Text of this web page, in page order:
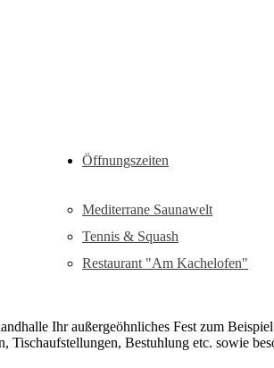
Öffnungszeiten
Mediterrane Saunawelt
Tennis & Squash
Restaurant "Am Kachelofen"
Ihr außergeöhnliches Fest zum
Bestuhlung etc. sowie